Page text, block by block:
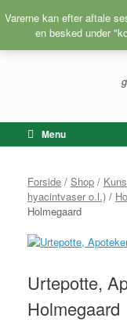
Varerne kan efter aftale
en besked under
til
Menu
Forside / Shop /
hyacintvaser o.l.) /
Holmegaard
Urtepotte,
Holmegaard